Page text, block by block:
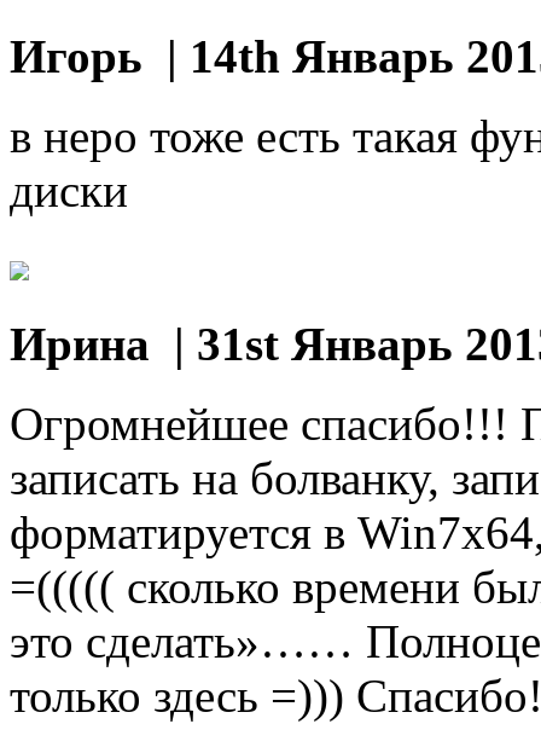
Игорь | 14th Январь
в неро тоже есть такая
диски
Ирина | 31st Январь
Огромнейшее спасибо!!!
записать на болванку,
форматируется в
=((((( сколько времени
это сделать»……
только здесь =)))